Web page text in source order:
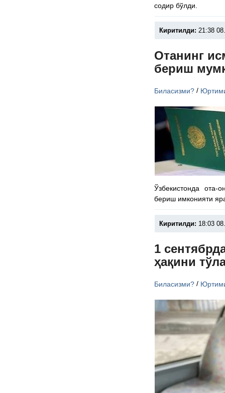
содир бўлди.
Киритилди: 21:38
Отанинг
бериш
Биласизми? /
Ўзбекистонда ота-
бериш имконияти
Киритилди: 18:03
1
ҳақини
Биласизми? /